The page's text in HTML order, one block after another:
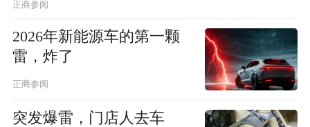
正商参阅
2026年新能源车的第一颗
雷，炸了
正商参阅
突发爆雷，门店人去车